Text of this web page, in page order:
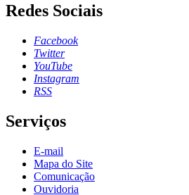
Redes Sociais
Facebook
Twitter
YouTube
Instagram
RSS
Serviços
E-mail
Mapa do Site
Comunicação
Ouvidoria